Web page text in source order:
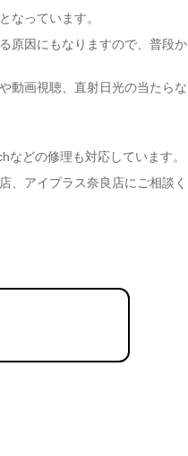
なっています。
原因にもなりますので、普段か
動画視聴、直射日光の当たらな
どの修理も対応しています。
、アイプラス奈良店にご相談く